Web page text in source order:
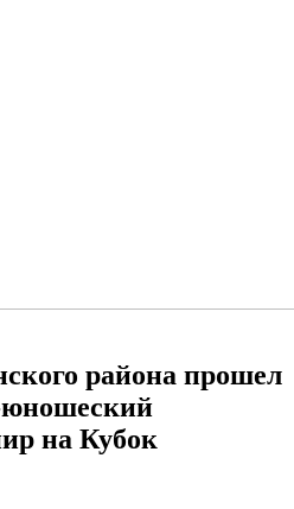
района прошел
юношеский
на Кубок